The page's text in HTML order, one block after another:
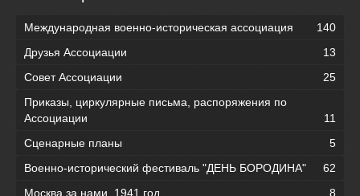
Международная военно-историческая ассоциация
140
Друзья Ассоциации
13
Совет Ассоциации
25
Приказы, циркулярные письма, распоряжения по
Ассоциации
11
Сценарные планы
5
Военно-исторический фестиваль "ДЕНЬ БОРОДИНА"
62
Москва за нами. 1941 год.
8